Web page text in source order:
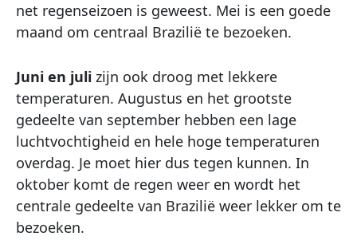
net regenseizoen is geweest. Mei is een goede
maand om centraal Brazilië te bezoeken.
Juni en juli zijn ook droog met lekkere
temperaturen. Augustus en het grootste
gedeelte van september hebben een lage
luchtvochtigheid en hele hoge temperaturen
overdag. Je moet hier dus tegen kunnen. In
oktober komt de regen weer en wordt het
centrale gedeelte van Brazilië weer lekker om te
bezoeken.